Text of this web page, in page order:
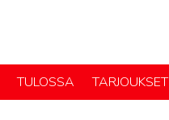
TULOSSA TARJOUKSET